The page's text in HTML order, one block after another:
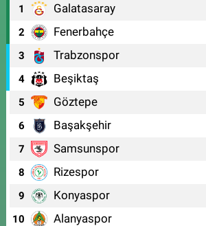
1 Galatasaray
2 Fenerbahçe
3 Trabzonspor
4 Beşiktaş
5 Göztepe
6 Başakşehir
7 Samsunspor
8 Rizespor
9 Konyaspor
10 Alanyaspor